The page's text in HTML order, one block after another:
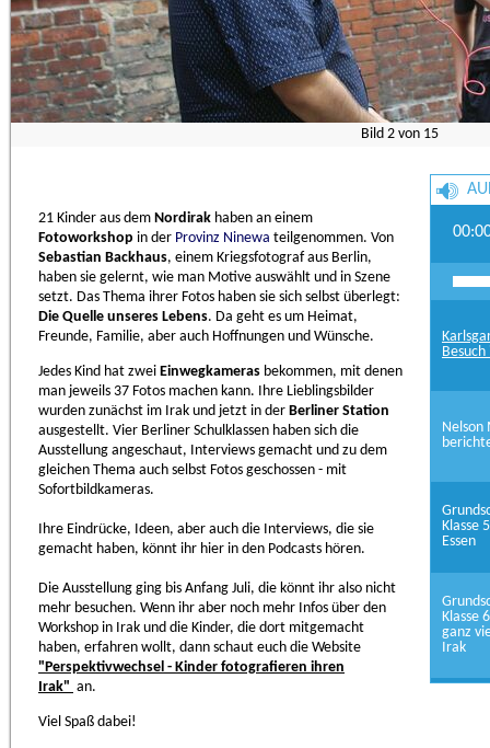
Bild 2von 15
Nelson
Klasse
Essen
Klasse
ganz
Irak
21 Kinder aus dem Nordirak haben an einem
Fotoworkshop in der Provinz Ninewa teilgenommen. Von
Sebastian Backhaus, einem Kriegsfotograf aus Berlin,
haben sie gelernt, wie man Motive auswählt und in Szene
setzt. Das Thema ihrer Fotos haben sie sich selbst überlegt:
Die Quelle unseres Lebens. Da geht es um Heimat,
Freunde, Familie, aber auch Hoffnungen und Wünsche.
Jedes Kind hat zwei Einwegkameras bekommen, mit denen
man jeweils 37 Fotos machen kann. Ihre Lieblingsbilder
wurden zunächst im Irak und jetzt in der Berliner Station
ausgestellt. Vier Berliner Schulklassen haben sich die
Ausstellung angeschaut, Interviews gemacht und zu dem
gleichen Thema auch selbst Fotos geschossen - mit
Sofortbildkameras.
Ihre Eindrücke, Ideen, aber auch die Interviews, die sie
gemacht haben, könnt ihr hier in den Podcasts hören.
Die Ausstellung ging bis Anfang Juli, die könnt ihr also nicht
mehr besuchen. Wenn ihr aber noch mehr Infos über den
Workshop in Irak und die Kinder, die dort mitgemacht
haben, erfahren wollt, dann schaut euch die Website
"Perspektivwechsel - Kinder fotografieren ihren
Irak" an.
Viel Spaß dabei!